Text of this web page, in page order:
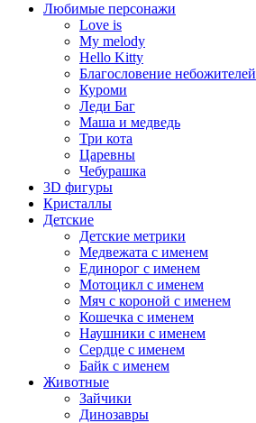
Любимые персонажи
Love is
My melody
Hello Kitty
Благословение небожителей
Куроми
Леди Баг
Маша и медведь
Три кота
Царевны
Чебурашка
3D фигуры
Кристаллы
Детские
Детские метрики
Медвежата с именем
Единорог с именем
Мотоцикл с именем
Мяч с короной с именем
Кошечка с именем
Наушники с именем
Сердце с именем
Байк с именем
Животные
Зайчики
Динозавры